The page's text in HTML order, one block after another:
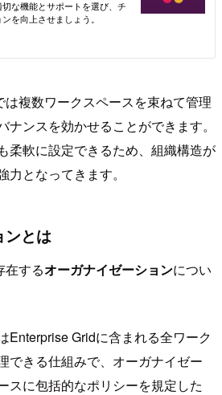
複数ワークスペースを束ねて管理
ンスを効かせることができます。
柔軟に設定できるため、組織構造が
となってきます。
ンとは
在するオーガナイゼーションについ
Enterprise Gridに含まれる全ワーク
できる仕組みで、オーガナイゼー
スに包括的なポリシーを規定した